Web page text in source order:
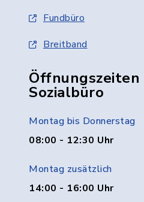
Fundbüro
Breitband
Sozialbüro
Montag bis Donnerstag
08:00 - 12:30 Uhr
Montag zusätzlich
14:00 - 16:00 Uhr